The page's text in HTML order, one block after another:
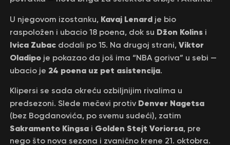
U njegovom izostanku, Kavaj Lenardje bio
raspoložen i ubacio 18 poena, dok su Džon Kolinsi
Ivica Zubacdodali po 15. Na drugoj strani, Viktor
Oladipoje pokazao da još ima “NBA goriva” u sebi —
ubacio je 24 poena uz pet asistencija.
Klipersi se sada okreću ozbiljnijim rivalima u
predsezoni. Slede mečevi protiv Denver Nagetsa
(bez Bogdanovića, po svemu sudeći), zatim
Sakramento Kingsai Golden Stejt Voriorsa, pre
nego što nova sezona i zvanično krene 21. oktobra.